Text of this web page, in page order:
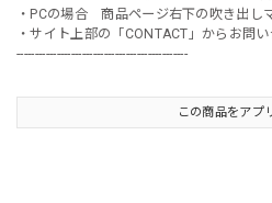
・PCの場合 商品ページ右下の吹き出し
・サイト上部の「CONTACT」からお問
-----------------------------------------------
この商品をアプ